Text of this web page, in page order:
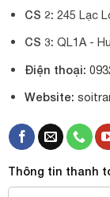
CS 2: 245 Lạc
CS 3: QL1A -
Điện thoại:
Website:
Thông tin thanh